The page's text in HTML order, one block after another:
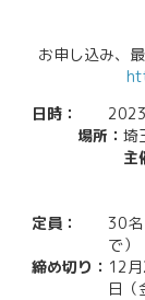
お申し込み、
日時：
場所： 埼
主
定員：
30
で）
締め切り： 12
日（